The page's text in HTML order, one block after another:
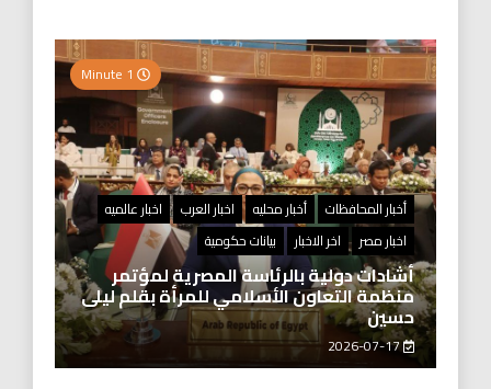
أخبار المحافظات أخبار محليه اخبار العرب
اخبار عالميه
اخبار مصر
اخر الاخبار بيانات حكومية
أشادات دولية بالرئاسة المصرية لمؤتمر
منظمة التعاون الأسلامي للمرأة بقلم ليلى
حسين
2026-07-17